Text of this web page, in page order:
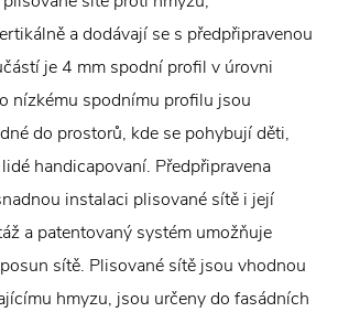
a dodávají se s předpřipravenou
je 4 mm spodní profil v úrovni
nízkému spodnímu profilu jsou
do prostorů, kde se pohybují děti,
handicapovaní. Předpřipravena
instalaci plisované sítě i její
a patentovaný systém umožňuje
sítě. Plisované sítě jsou vhodnou
hmyzu, jsou určeny do fasádních